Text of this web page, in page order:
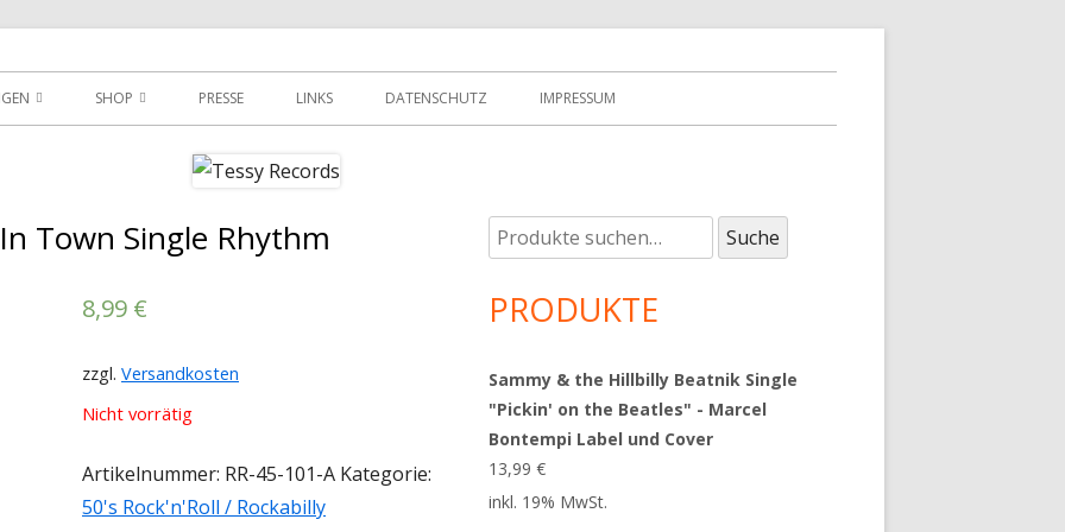
SHOP
WARENKORB
AGBS
PRESSE LINKS DATENSCHUTZ IMPRESSUM
Town Single Rhythm
8,99 €
zzgl. Versandkosten
Nicht vorrätig
Artikelnummer: RR-45-101-A Kategorie:
50's Rock'n'Roll / Rockabilly
Haupt-
Seitenleiste
Suche
nach:
Suche
PRODUKTE
Sammy & the Hillbilly Beatnik Single
"Pickin' on the Beatles" - Marcel
Bontempi Label und Cover
13,99€
inkl. 19% MwSt.